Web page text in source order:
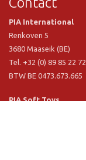
PIA International
Renkoven 5
3680 Maaseik (BE)
Tel. +32 (0) 89 85 22 72
BTW BE 0473.673.665
PIA Soft Toys